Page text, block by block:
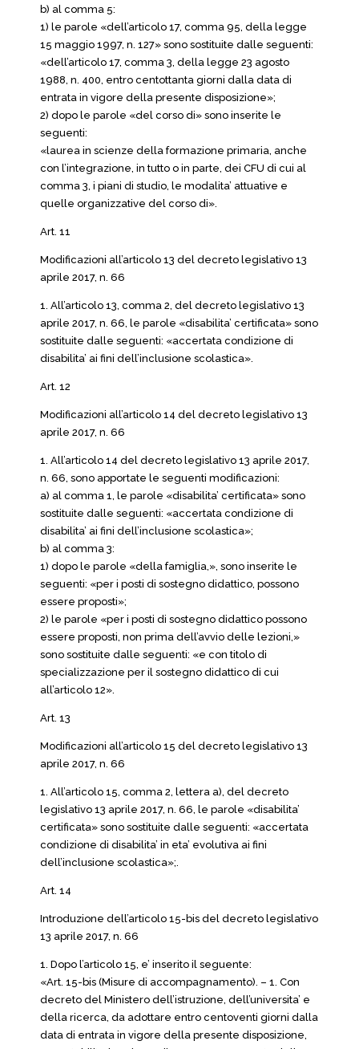
b) al comma 5:
1) le parole «dell’articolo 17, comma 95, della legge
15 maggio 1997, n. 127» sono sostituite dalle seguenti:
«dell’articolo 17, comma 3, della legge 23 agosto
1988, n. 400, entro centottanta giorni dalla data di
entrata in vigore della presente disposizione»;
2) dopo le parole «del corso di» sono inserite le
seguenti:
«laurea in scienze della formazione primaria, anche
con l’integrazione, in tutto o in parte, dei CFU di cui al
comma 3, i piani di studio, le modalita’ attuative e
quelle organizzative del corso di».
Art. 11
Modificazioni all’articolo 13 del decreto legislativo 13
aprile 2017, n. 66
1. All’articolo 13, comma 2, del decreto legislativo 13
aprile 2017, n. 66, le parole «disabilita’ certificata» sono
sostituite dalle seguenti: «accertata condizione di
disabilita’ ai fini dell’inclusione scolastica».
Art. 12
Modificazioni all’articolo 14 del decreto legislativo 13
aprile 2017, n. 66
1. All’articolo 14 del decreto legislativo 13 aprile 2017,
n. 66, sono apportate le seguenti modificazioni:
a) al comma 1, le parole «disabilita’ certificata» sono
sostituite dalle seguenti: «accertata condizione di
disabilita’ ai fini dell’inclusione scolastica»;
b) al comma 3:
1) dopo le parole «della famiglia,», sono inserite le
seguenti: «per i posti di sostegno didattico, possono
essere proposti»;
2) le parole «per i posti di sostegno didattico possono
essere proposti, non prima dell’avvio delle lezioni,»
sono sostituite dalle seguenti: «e con titolo di
specializzazione per il sostegno didattico di cui
all’articolo 12».
Art. 13
Modificazioni all’articolo 15 del decreto legislativo 13
aprile 2017, n. 66
1. All’articolo 15, comma 2, lettera a), del decreto
legislativo 13 aprile 2017, n. 66, le parole «disabilita’
certificata» sono sostituite dalle seguenti: «accertata
condizione di disabilita’ in eta’ evolutiva ai fini
dell’inclusione scolastica»;.
Art. 14
Introduzione dell’articolo 15-bis del decreto legislativo
13 aprile 2017, n. 66
1. Dopo l’articolo 15, e’ inserito il seguente:
«Art. 15-bis (Misure di accompagnamento). – 1. Con
decreto del Ministero dell’istruzione, dell’universita’ e
della ricerca, da adottare entro centoventi giorni dalla
data di entrata in vigore della presente disposizione,